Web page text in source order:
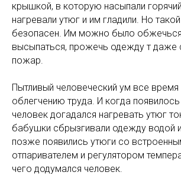
крышкой, в которую насыпали
нагревали утюг и им гладили. Но
безопасен. Им можно было
высыпаться, прожечь одежду т даже
пожар.
Пытливый человеческий ум все время
облегчению труда. И когда появилось
человек догадался нагревать утюг
бабушки сбрызгивали одежду водой
позже появились утюги со
отпаривателем и регулятором
чего додумался человек.